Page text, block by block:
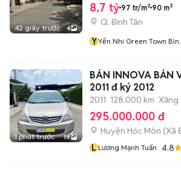
42 giây trước 4
8,7 tỷ 97 tr/m² 90 m²
Q. Bình Tân
YYến Nhi Green Town
1 phút trước 19
BÁN INNOVA BẢN
2011 đ ký 2012
2011 128.000 km Xăng
295.000.000 đ
Huyện Hóc Môn (Xã
L Lương Mạnh Tuấn 4.8